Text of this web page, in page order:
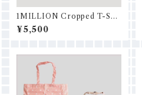
1MILLION Cropped T-Shi
rt Heart
¥5,500